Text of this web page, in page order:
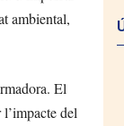
ambiental,
El
del